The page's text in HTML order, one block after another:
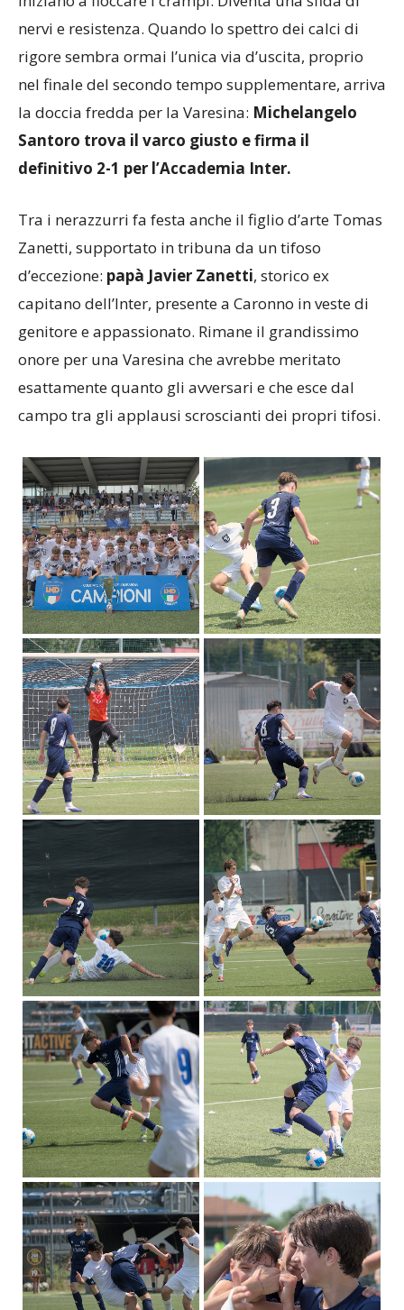
nervi e resistenza. Quando lo spettro dei calci di
rigore sembra ormai l’unica via d’uscita, proprio
nel finale del secondo tempo supplementare, arriva
la doccia fredda per la Varesina: Michelangelo
Santoro trova il varco giusto e firma il
definitivo 2-1 per l’Accademia Inter.
Tra i nerazzurri fa festa anche il figlio d’arte Tomas
Zanetti, supportato in tribuna da un tifoso
d’eccezione: papà Javier Zanetti, storico ex
capitano dell’Inter, presente a Caronno in veste di
genitore e appassionato. Rimane il grandissimo
onore per una Varesina che avrebbe meritato
esattamente quanto gli avversari e che esce dal
campo tra gli applausi scroscianti dei propri tifosi.